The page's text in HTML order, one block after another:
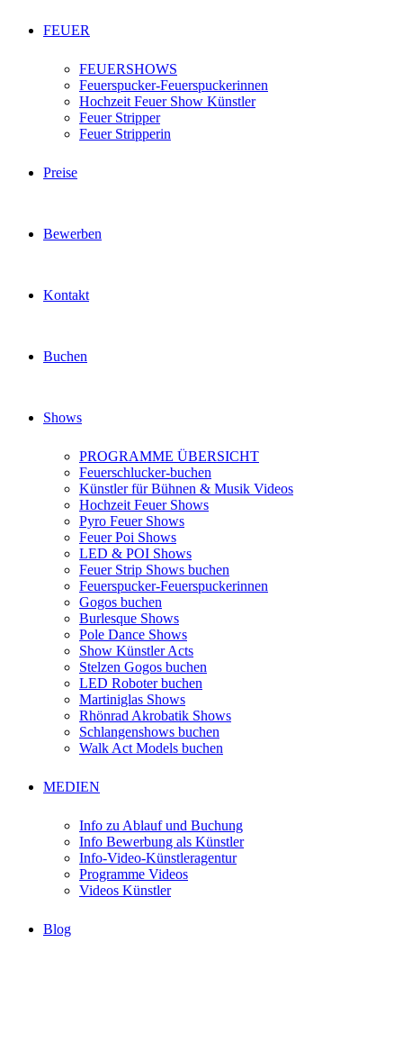
FEUER
FEUERSHOWS
Feuerspucker-Feuerspuckerinnen
Hochzeit Feuer Show Künstler
Feuer Stripper
Feuer Stripperin
Preise
Bewerben
Kontakt
Buchen
Shows
PROGRAMME ÜBERSICHT
Feuerschlucker-buchen
Künstler für Bühnen & Musik Videos
Hochzeit Feuer Shows
Pyro Feuer Shows
Feuer Poi Shows
LED & POI Shows
Feuer Strip Shows buchen
Feuerspucker-Feuerspuckerinnen
Gogos buchen
Burlesque Shows
Pole Dance Shows
Show Künstler Acts
Stelzen Gogos buchen
LED Roboter buchen
Martiniglas Shows
Rhönrad Akrobatik Shows
Schlangenshows buchen
Walk Act Models buchen
MEDIEN
Info zu Ablauf und Buchung
Info Bewerbung als Künstler
Info-Video-Künstleragentur
Programme Videos
Videos Künstler
Blog